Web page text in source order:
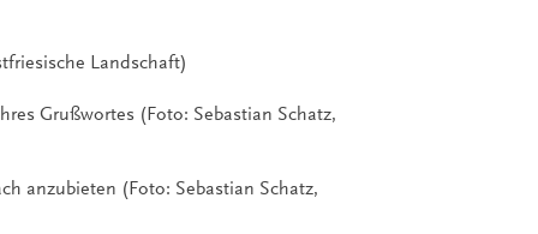
Landschaft)
Grußwortes (Foto: Sebastian Schatz,
anzubieten (Foto: Sebastian Schatz,